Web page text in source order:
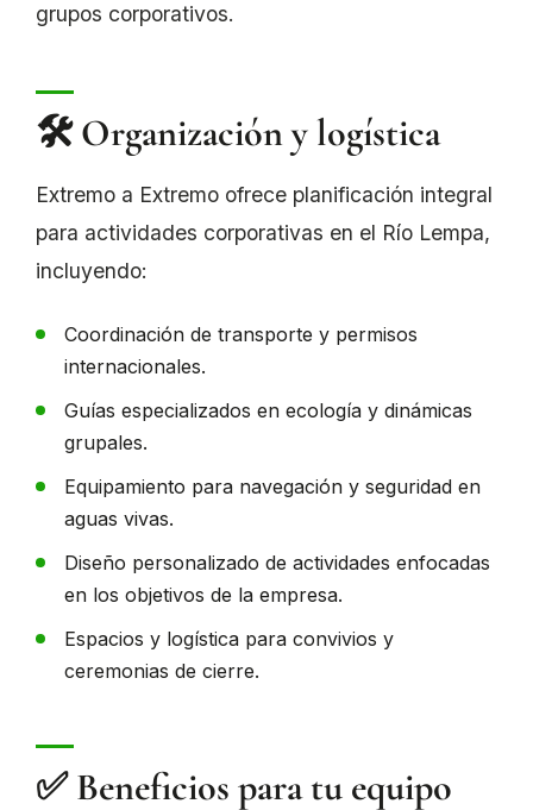
grupos corporativos.
🛠️ Organización y logística
Extremo a Extremo ofrece planificación integral
para actividades corporativas en el Río Lempa,
incluyendo:
Coordinación de transporte y permisos
internacionales.
Guías especializados en ecología y dinámicas
grupales.
Equipamiento para navegación y seguridad en
aguas vivas.
Diseño personalizado de actividades enfocadas
en los objetivos de la empresa.
Espacios y logística para convivios y
ceremonias de cierre.
✅ Beneficios para tu equipo